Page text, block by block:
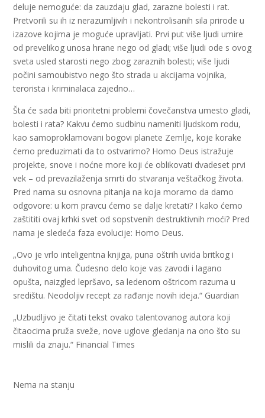
deluje nemoguće: da zauzdaju glad, zarazne bolesti i rat.
Pretvorili su ih iz nerazumljivih i nekontrolisanih sila prirode u
izazove kojima je moguće upravljati. Prvi put više ljudi umire
od prevelikog unosa hrane nego od gladi; više ljudi ode s ovog
sveta usled starosti nego zbog zaraznih bolesti; više ljudi
počini samoubistvo nego što strada u akcijama vojnika,
terorista i kriminalaca zajedno…
Šta će sada biti prioritetni problemi čovečanstva umesto gladi,
bolesti i rata? Kakvu ćemo sudbinu nameniti ljudskom rodu,
kao samoproklamovani bogovi planete Zemlje, koje korake
ćemo preduzimati da to ostvarimo? Homo Deus istražuje
projekte, snove i noćne more koji će oblikovati dvadeset prvi
vek – od prevazilaženja smrti do stvaranja veštačkog života.
Pred nama su osnovna pitanja na koja moramo da damo
odgovore: u kom pravcu ćemo se dalje kretati? I kako ćemo
zaštititi ovaj krhki svet od sopstvenih destruktivnih moći? Pred
nama je sledeća faza evolucije: Homo Deus.
„Ovo je vrlo inteligentna knjiga, puna oštrih uvida britkog i
duhovitog uma. Čudesno delo koje vas zavodi i lagano
opušta, naizgled lepršavo, sa ledenom oštricom razuma u
središtu. Neodoljiv recept za rađanje novih ideja.“ Guardian
„Uzbudljivo je čitati tekst ovako talentovanog autora koji
čitaocima pruža sveže, nove uglove gledanja na ono što su
mislili da znaju.“ Financial Times
Nema na stanju